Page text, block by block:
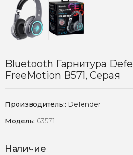
Bluetooth Гарнитура
FreeMotion B571, Серая
Производитель:: Defender
Модель: 63571
Наличие